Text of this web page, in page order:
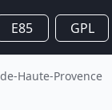
E85 GPL
Haute-Provence